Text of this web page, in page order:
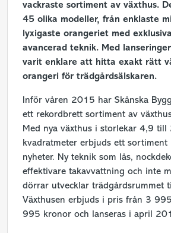
vackraste sortiment av växthus.
45 olika modeller, från enklaste
lyxigaste orangeriet med
avancerad teknik. Med
varit enklare att hitta exakt rätt
orangeri för trädgårdsälskaren.
Inför våren 2015 har Skånska
ett rekordbrett sortiment av
Med nya växthus i storlekar 4,9 till
kvadratmeter erbjuds ett sortiment
nyheter. Ny teknik som lås,
effektivare takavvattning och inte
dörrar utvecklar trädgårdsrummet
Växthusen erbjuds i pris från 3
995 kronor och lanseras i april